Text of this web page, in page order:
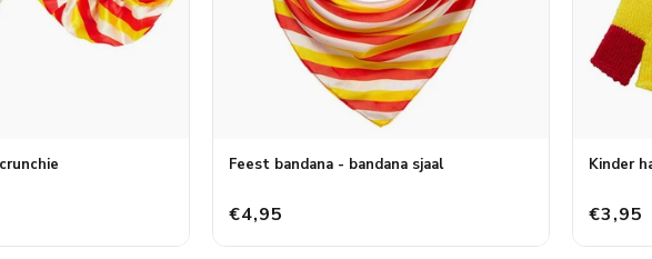
Feest bandana - bandana sjaal
€4,95
Kinder
€3,95